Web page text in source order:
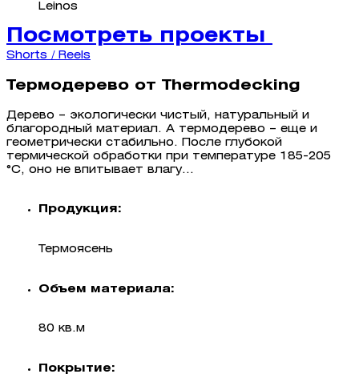
Leinos
Посмотреть проекты
Shorts / Reels
Термодерево от Thermodecking
Дерево – экологически чистый, натуральный и
благородный материал. А термодерево – еще и
геометрически стабильно. После глубокой
термической обработки при температуре 185-205
°C, оно не впитывает влагу...
Продукция:
Термоясень
Объем материала:
80 кв.м
Покрытие: